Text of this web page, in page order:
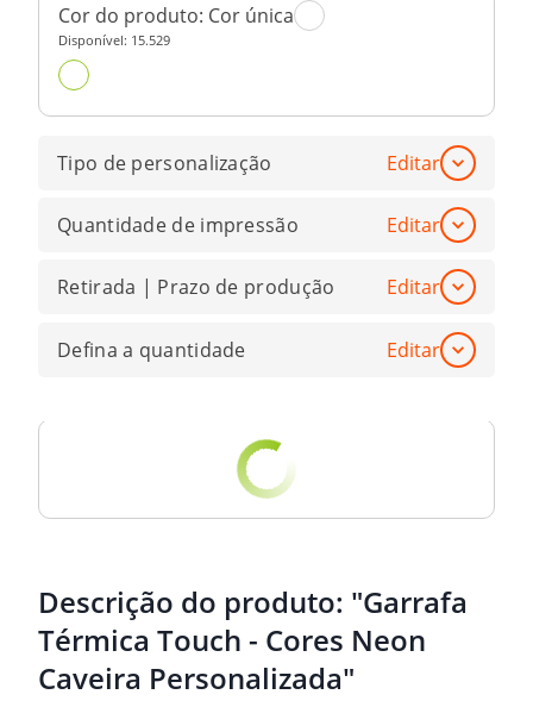
Cor do produto: Cor única
Disponível: 15.529
Tipo de personalização Editar
Quantidade de impressão Editar
Retirada | Prazo de produção Editar
Defina a quantidade Editar
Descrição do produto: "Garrafa
Térmica Touch - Cores Neon
Caveira Personalizada"